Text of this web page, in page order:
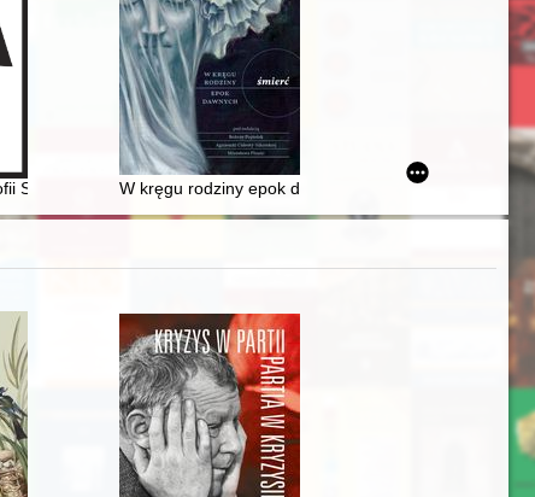
Usmiechu w Mysłowicach : podręcznik z ćwiczeniami
Solarzów : 100 lat uniwersytetów ludowych
W kręgu rodziny epok dawnych : śmierć